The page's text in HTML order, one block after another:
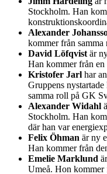
Stockholm. Han
Alexander
kommer från
David Löfqvist är
Han kommer från
Kristofer Jarl har
Gruppens
samma roll på GK
Alexander Widahl
Stockholm. Han
där han var
Felix Öhman är ny
Han kommer från
Emelie Marklund
Umeå. Hon kommer